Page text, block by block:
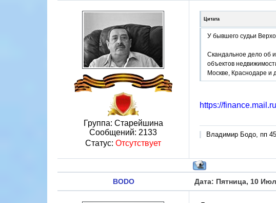
Группа: Старейшина
Сообщений: 2133
Статус: Отсутствует
Цитата
У бывшего судьи
Скандальное дело об
объектов
Москве, Краснодаре и
https://
Владимир Бодо, пп
BODO Дата: Пятница, 10